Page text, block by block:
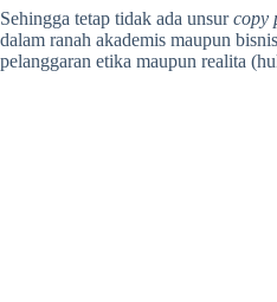
Sehingga tetap tidak ada unsurcopy
dalam ranah akademis maupun
pelanggaran etika maupun realita